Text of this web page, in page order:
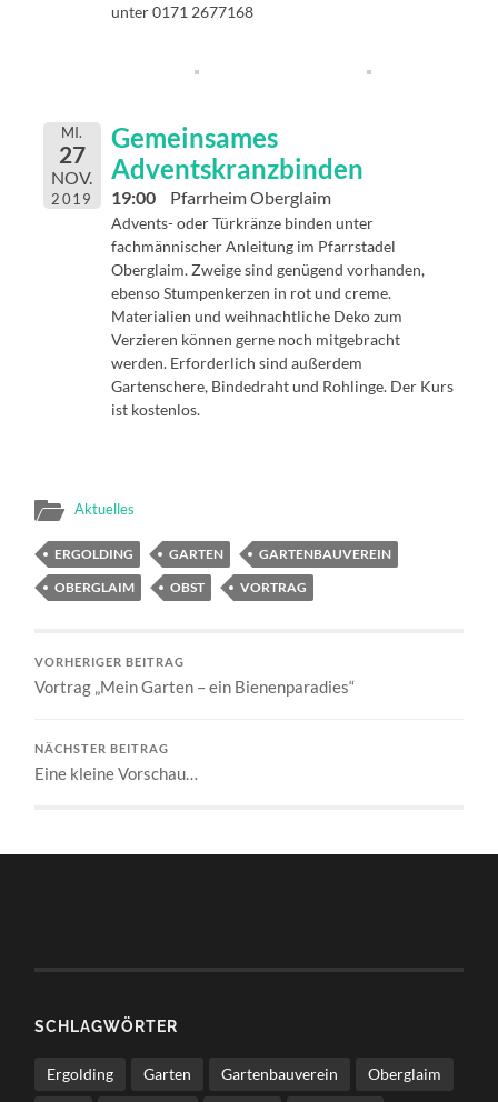
unter 0171 2677168
MI.
27
NOV.
2019
Gemeinsames
Adventskranzbinden
19:00 Pfarrheim Oberglaim
Advents- oder Türkränze binden unter
fachmännischer Anleitung im Pfarrstadel
Oberglaim. Zweige sind genügend vorhanden,
ebenso Stumpenkerzen in rot und creme.
Materialien und weihnachtliche Deko zum
Verzieren können gerne noch mitgebracht
werden. Erforderlich sind außerdem
Gartenschere, Bindedraht und Rohlinge. Der Kurs
ist kostenlos.
Aktuelles
ERGOLDING GARTEN
GARTENBAUVEREIN
OBERGLAIM
OBST VORTRAG
VORHERIGER BEITRAG
Vortrag „Mein Garten – ein Bienenparadies“
NÄCHSTER BEITRAG
Eine kleine Vorschau…
SCHLAGWÖRTER
Ergolding Garten Gartenbauverein Oberglaim